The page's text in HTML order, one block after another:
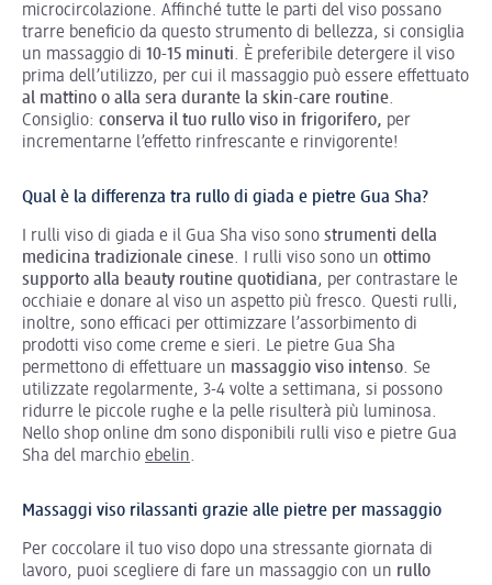
microcircolazione. Affinché tutte le parti del viso possano
trarre beneficio da questo strumento di bellezza, si consiglia
un massaggio di 10-15 minuti. È preferibile detergere il viso
prima dell’utilizzo, per cui il massaggio può essere effettuato
al mattino o alla sera durante la skin-care routine.
Consiglio: conserva il tuo rullo viso in frigorifero, per
incrementarne l’effetto rinfrescante e rinvigorente!
Qual è la differenza tra rullo di giada e pietre Gua Sha?
I rulli viso di giada e il Gua Sha viso sono strumenti della
medicina tradizionale cinese. I rulli viso sono un ottimo
supporto alla beauty routine quotidiana, per contrastare le
occhiaie e donare al viso un aspetto più fresco. Questi rulli,
inoltre, sono efficaci per ottimizzare l’assorbimento di
prodotti viso come creme e sieri. Le pietre Gua Sha
permettono di effettuare un massaggio viso intenso. Se
utilizzate regolarmente, 3-4 volte a settimana, si possono
ridurre le piccole rughe e la pelle risulterà più luminosa.
Nello shop online dm sono disponibili rulli viso e pietre Gua
Sha del marchio ebelin.
Massaggi viso rilassanti grazie alle pietre per massaggio
Per coccolare il tuo viso dopo una stressante giornata di
lavoro, puoi scegliere di fare un massaggio con un rullo